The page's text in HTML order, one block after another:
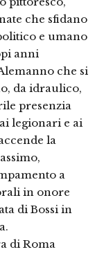
che sfidano
e umano
anni
che si
da idraulico,
presenzia
legionari e ai
la
a
in onore
di Bossi in
di Roma